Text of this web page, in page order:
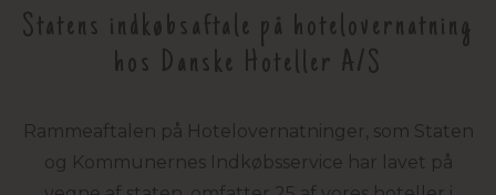
Statens indkøbsaftale på hotelovernatning
hos Danske Hoteller A/S
Rammeaftalen på Hotelovernatninger, som Staten
og Kommunernes Indkøbsservice har lavet på